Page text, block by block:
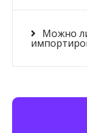
Можно